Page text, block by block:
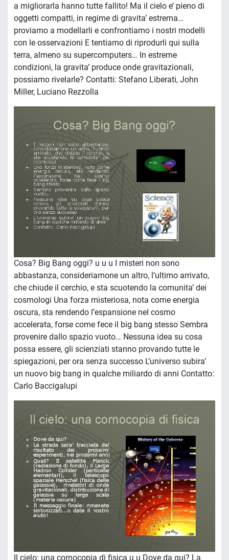
a migliorarla hanno tutte fallito! Ma il cielo e’ pieno di
oggetti compatti, in regime di gravita’ estrema…
proviamo a modellarli e confrontiamo i nostri modelli
con le osservazioni E tentiamo di riprodurli qui sulla
terra, almeno su supercomputers… In estreme
condizioni, la gravita’ produce onde gravitazionali,
possiamo rivelarle? Contatti: Stefano Liberati, John
Miller, Luciano Rezzolla
Cosa? Big Bang oggi? u u u I misteri non sono
abbastanza, consideriamone un altro, l’ultimo arrivato,
che chiude il cerchio, e sta scuotendo la comunita’ dei
cosmologi Una forza misteriosa, nota come energia
oscura, sta rendendo l’espansione nel cosmo
accelerata, forse come fece il big bang stesso Sembra
provenire dallo spazio vuoto… Nessuna idea su cosa
possa essere, gli scienziati stanno provando tutte le
spiegazioni, per ora senza successo L’universo subira’
un nuovo big bang in qualche miliardo di anni Contatto:
Carlo Baccigalupi
Il cielo: una cornocopia di fisica u u Dove da qui? La